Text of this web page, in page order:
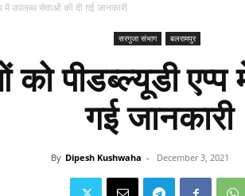
में उपलब्ध सेवाओं की दी गई जानकारी
सरगुजा संभाग बलरामपुर
को पीडब्ल्यूडी
गई जानकारी
By Dipesh Kushwaha - December 3, 2021